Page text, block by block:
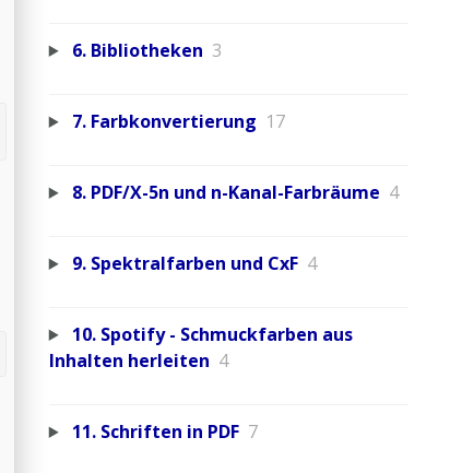
6. Bibliotheken 3
7. Farbkonvertierung 17
8. PDF/X-5n und n-Kanal-Farbräume 4
9. Spektralfarben und CxF 4
10. Spotify - Schmuckfarben aus
Inhalten herleiten 4
11. Schriften in PDF 7